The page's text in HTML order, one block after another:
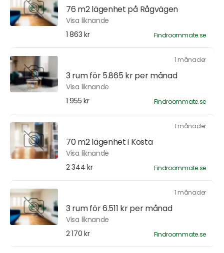
76 m2 lägenhet på Rågvägen
Visa liknande
1 863 kr
Findroommate.se
1 månader
3 rum för 5.865 kr per månad
Visa liknande
1 955 kr
Findroommate.se
1 månader
70 m2 lägenhet i Kosta
Visa liknande
2 344 kr
Findroommate.se
1 månader
3 rum för 6.511 kr per månad
Visa liknande
2 170 kr
Findroommate.se